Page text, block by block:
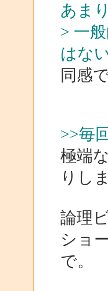
あま
> 一
はな
同感
>>毎
極端
りし
論理
ショ
で。